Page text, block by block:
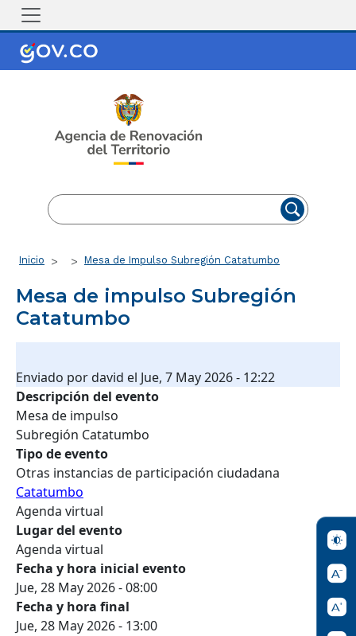
Pasar al contenido principal
Ruta de navegación
Inicio Mesa de Impulso Subregión Catatumbo
Mesa de impulso Subregión
Catatumbo
Enviado pordavid el Jue, 7 May 2026 - 12:22
Descripción del evento
Mesa de impulso
Subregión Catatumbo
Tipo de evento
Otras instancias de participación ciudadana
Catatumbo
Agenda virtual
Lugar del evento
Agenda virtual
Fecha y hora inicial evento
Jue, 28 May 2026 - 08:00
Fecha y hora final
Jue, 28 May 2026 - 13:00